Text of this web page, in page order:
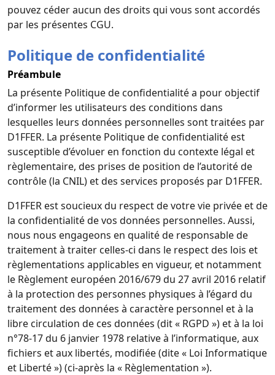
pouvez céder aucun des droits qui vous sont accordés
par les présentes CGU.
Politique de confidentialité
Préambule
La présente Politique de confidentialité a pour objectif
d’informer les utilisateurs des conditions dans
lesquelles leurs données personnelles sont traitées par
D1FFER. La présente Politique de confidentialité est
susceptible d’évoluer en fonction du contexte légal et
règlementaire, des prises de position de l’autorité de
contrôle (la CNIL) et des services proposés par D1FFER.
D1FFER est soucieux du respect de votre vie privée et de
la confidentialité de vos données personnelles. Aussi,
nous nous engageons en qualité de responsable de
traitement à traiter celles-ci dans le respect des lois et
règlementations applicables en vigueur, et notamment
le Règlement européen 2016/679 du 27 avril 2016 relatif
à la protection des personnes physiques à l’égard du
traitement des données à caractère personnel et à la
libre circulation de ces données (dit « RGPD ») et à la loi
n°78-17 du 6 janvier 1978 relative à l’informatique, aux
fichiers et aux libertés, modifiée (dite « Loi Informatique
et Liberté ») (ci-après la « Règlementation »).